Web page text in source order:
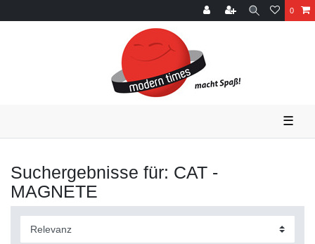
0
☰
Suchergebnisse für: CAT -
MAGNETE